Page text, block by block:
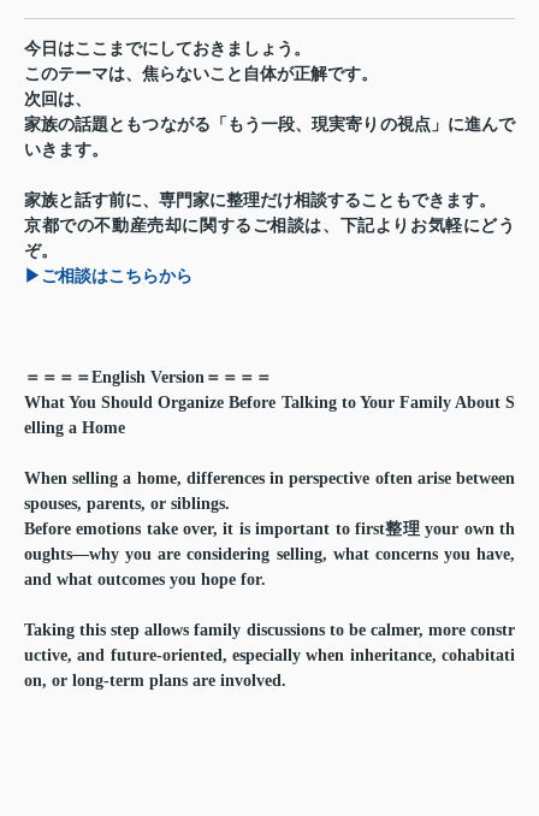
今日はここまでにしておきましょう。
このテーマは、 焦らないこと自体が正解です。
次回は、
家族の話題ともつながる「もう一段、現実寄りの視点」に進んで
いきます。
家族と話す前に、専門家に整理だけ相談することもできます。
京都での不動産売却に関するご相談は、下記よりお気軽にどう
ぞ。
▶ご相談はこちらから
＝＝＝＝English Version＝＝＝＝
What You Should Organize Before Talking to Your Family About S
elling a Home
When selling a home, differences in perspective often arise between
spouses, parents, or siblings.
Before emotions take over, it is important to first整理 your own th
oughts—why you are considering selling, what concerns you have,
and what outcomes you hope for.
Taking this step allows family discussions to be calmer, more constr
uctive, and future-oriented, especially when inheritance, cohabitati
on, or long-term plans are involved.